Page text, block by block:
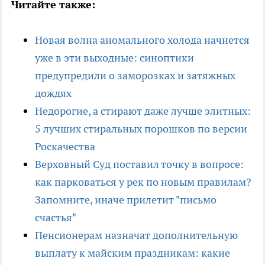
Читайте также:
Новая волна аномального холода начнется
уже в эти выходные: синоптики
предупредили о заморозках и затяжных
дождях
Недорогие, а стирают даже лучше элитных:
5 лучших стиральных порошков по версии
Роскачества
Верховный Суд поставил точку в вопросе:
как парковаться у рек по новым правилам?
Запомните, иначе прилетит "письмо
счастья"
Пенсионерам назначат дополнительную
выплату к майским праздникам: какие